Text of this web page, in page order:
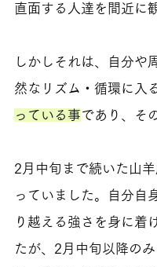
直面する人達を間近に
しかしそれは、自分や
然なリズム・循環に入
っている事であり、そ
2月中旬まで続いた山
っていました。自分自
り越える強さを身に着
たが、2月中旬以降の